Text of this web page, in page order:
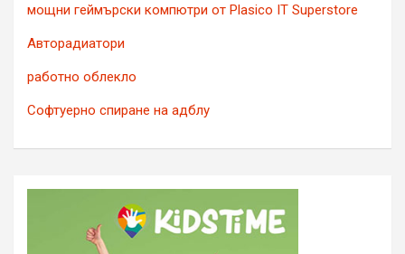
мощни геймърски компютри от Plasico IT Superstore
Авторадиатори
работно облекло
Софтуерно спиране на адблу